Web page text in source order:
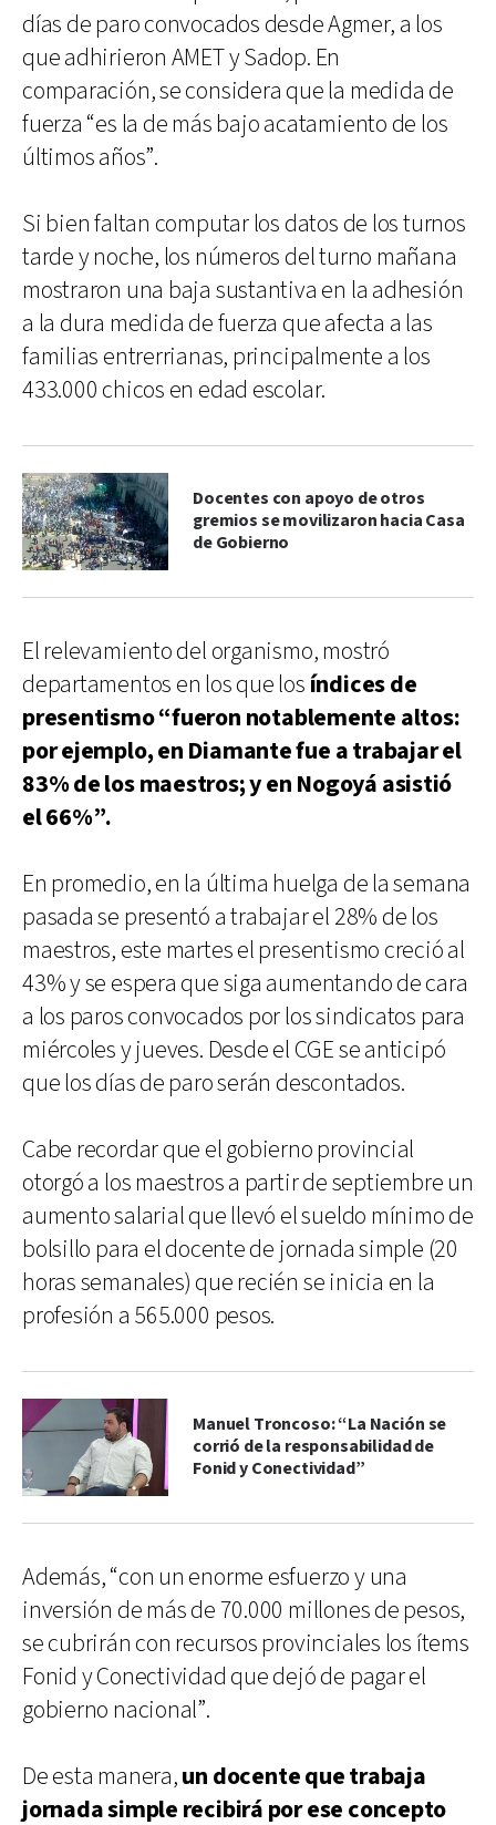
días de paro convocados desde Agmer, a los
que adhirieron AMET y Sadop. En
comparación, se considera que la medida de
fuerza “es la de más bajo acatamiento de los
últimos años”.
Si bien faltan computar los datos de los turnos
tarde y noche, los números del turno mañana
mostraron una baja sustantiva en la adhesión
a la dura medida de fuerza que afecta a las
familias entrerrianas, principalmente a los
433.000 chicos en edad escolar.
Docentes con apoyo de otros
gremios se movilizaron hacia Casa
de Gobierno
El relevamiento del organismo, mostró
departamentos en los que los índices de
presentismo “fueron notablemente altos:
por ejemplo, en Diamante fue a trabajar el
83% de los maestros; y en Nogoyá asistió
el 66%”.
En promedio, en la última huelga de la semana
pasada se presentó a trabajar el 28% de los
maestros, este martes el presentismo creció al
43% y se espera que siga aumentando de cara
a los paros convocados por los sindicatos para
miércoles y jueves. Desde el CGE se anticipó
que los días de paro serán descontados.
Cabe recordar que el gobierno provincial
otorgó a los maestros a partir de septiembre un
aumento salarial que llevó el sueldo mínimo de
bolsillo para el docente de jornada simple (20
horas semanales) que recién se inicia en la
profesión a 565.000 pesos.
Manuel Troncoso: “La Nación se
corrió de la responsabilidad de
Fonid y Conectividad”
Además, “con un enorme esfuerzo y una
inversión de más de 70.000 millones de pesos,
se cubrirán con recursos provinciales los ítems
Fonid y Conectividad que dejó de pagar el
gobierno nacional”.
De esta manera,un docente que trabaja
jornada simple recibirá por ese concepto